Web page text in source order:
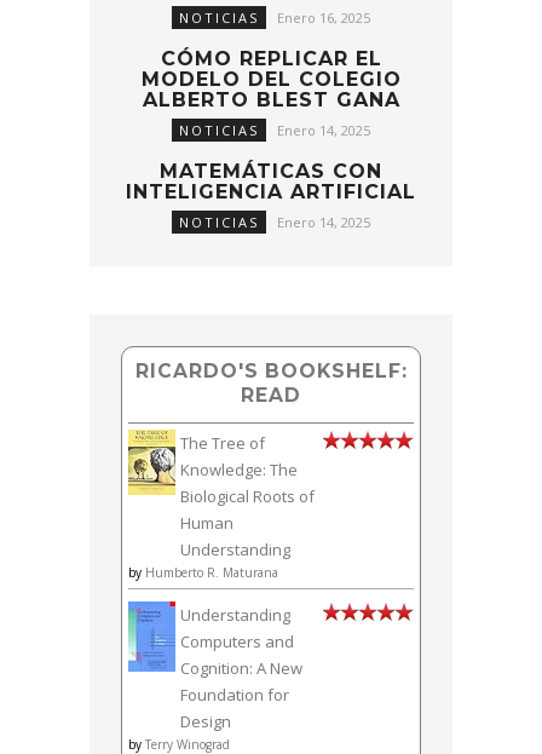
NOTICIAS Enero 16, 2025
CÓMO REPLICAR EL
MODELO DEL COLEGIO
ALBERTO BLEST GANA
NOTICIAS Enero 14, 2025
MATEMÁTICAS CON
INTELIGENCIA ARTIFICIAL
NOTICIAS Enero 14, 2025
RICARDO'S BOOKSHELF:
READ
The Tree of
Knowledge: The
Biological Roots of
Human
Understanding
by Humberto R. Maturana
Understanding
Computers and
Cognition: A New
Foundation for
Design
by Terry Winograd